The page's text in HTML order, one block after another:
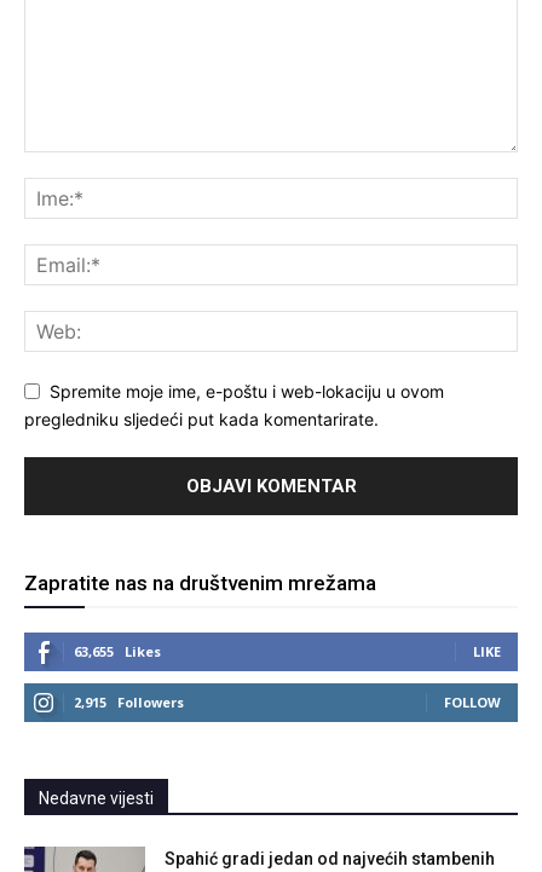
Spremite moje ime, e-poštu i web-lokaciju u ovom
pregledniku sljedeći put kada komentarirate.
Zapratite nas na društvenim mrežama
63,655 Likes LIKE
2,915 Followers FOLLOW
Nedavne vijesti
Spahić gradi jedan od najvećih stambenih